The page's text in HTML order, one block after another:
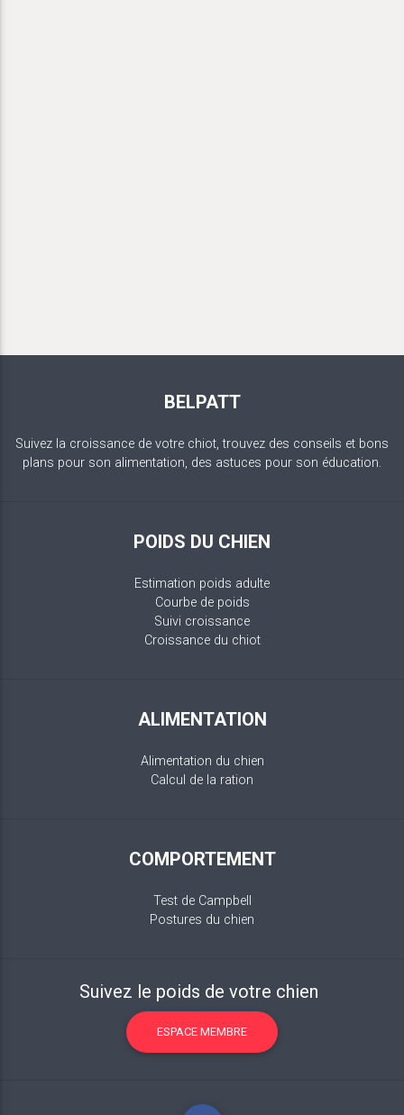
BELPATT
Suivez la croissance de votre chiot, trouvez des conseils et bons
plans pour son alimentation, des astuces pour son éducation.
POIDS DU CHIEN
Estimation poids adulte
Courbe de poids
Suivi croissance
Croissance du chiot
ALIMENTATION
Alimentation du chien
Calcul de la ration
COMPORTEMENT
Test de Campbell
Postures du chien
Suivez le poids de votre chien
ESPACE MEMBRE